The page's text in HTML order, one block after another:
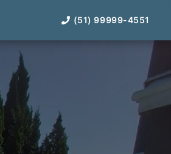
(51) 99999-4551